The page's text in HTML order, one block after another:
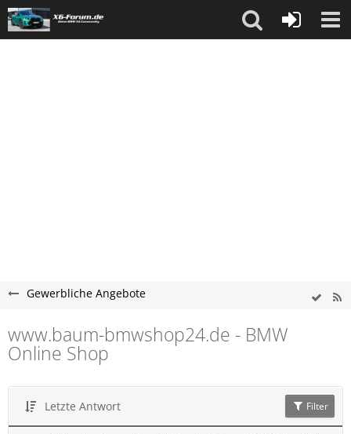
Gewerbliche Angebote
www.baum-bmwshop24.de - BMW
Online Shop
Letzte Antwort Filter